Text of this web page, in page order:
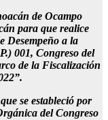
de Ocampo
para que realice
Desempeño a la
001, Congreso del
de la Fiscalización
se estableció por
del Congreso